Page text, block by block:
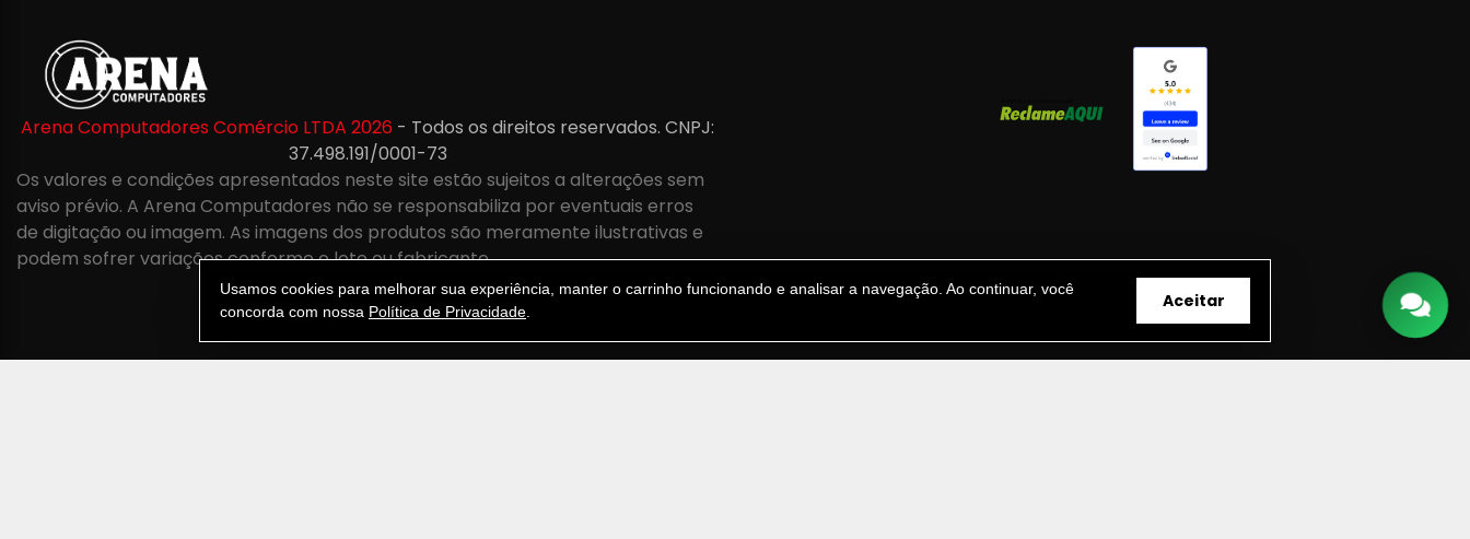
Arena Computadores Comércio LTDA 2026 - Todos os direitos reservados. CNPJ:
37.498.191/0001-73
Os valores e condições apresentados neste site estão sujeitos a alterações sem
aviso prévio. A Arena Computadores não se responsabiliza por eventuais erros
de digitação ou imagem. As imagens dos produtos são meramente ilustrativas e
podem sofrer variações conforme o lote ou fabricante.
Usamos cookies para melhorar sua experiência, manter o carrinho funcionando e analisar a navegação. Ao continuar, você
concorda com nossa Política de Privacidade Aceitar